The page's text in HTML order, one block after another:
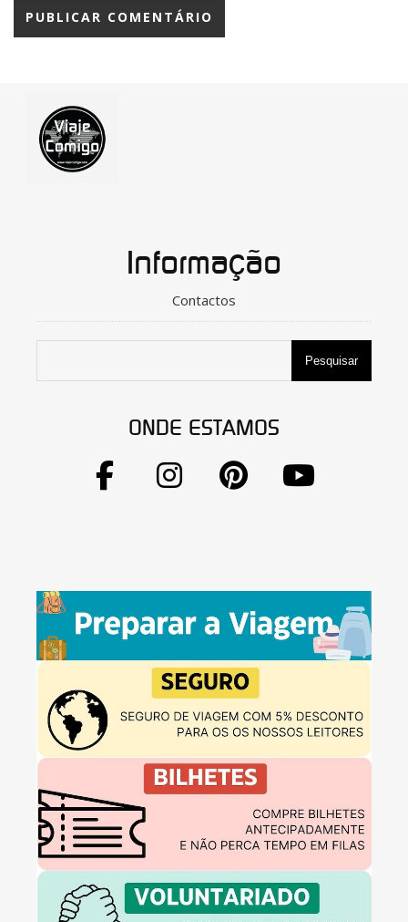
Informação
Contactos
Pesquisar
ONDE ESTAMOS